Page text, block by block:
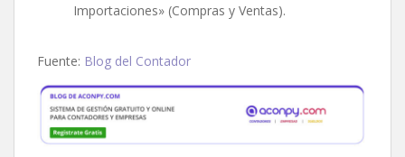
Importaciones» (Compras y Ventas).
Fuente: Blog del Contador